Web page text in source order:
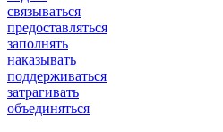
связываться
предоставляться
заполнять
наказывать
поддерживаться
затрагивать
объединяться